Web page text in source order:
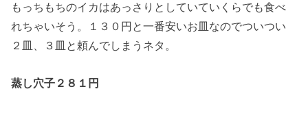
もっちもちのイカはあっさりとしていていくらでも食べ
れちゃいそう。１３０円と一番安いお皿なのでついつい
２皿、３皿と頼んでしまうネタ。
蒸し穴子２８１円